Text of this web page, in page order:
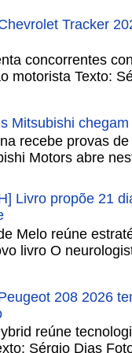
Tracker
concorrentes
motorista Texto:
Mitsubishi
recebe provas
Motors abre
Livro propõe 21
Melo reúne
livro O
208 2026
reúne
Sérgio Dias